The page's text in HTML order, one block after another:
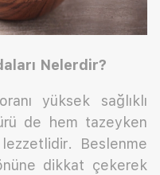
Nelerdir?
yüksek sağlıklı
de hem tazeyken
Beslenme
dikkat çekerek